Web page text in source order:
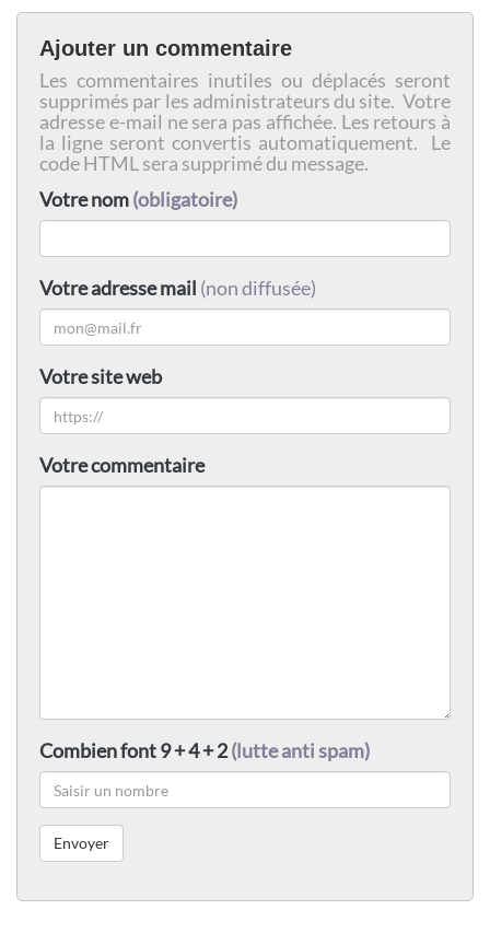
Ajouter un commentaire
Les commentaires inutiles ou déplacés seront
supprimés par les administrateurs du site. Votre
adresse e-mail ne sera pas affichée. Les retours à
la ligne seront convertis automatiquement. Le
code HTML sera supprimé du message.
Votre nom(obligatoire)
Votre adresse mail (non diffusée)
Votre site web
Votre commentaire
Combien font 9 + 4 + 2(lutte anti spam)